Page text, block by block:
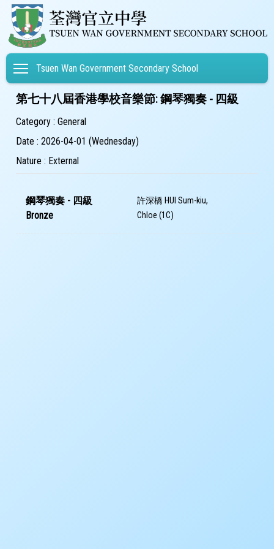
Toggle main menu visibility
Tsuen Wan Government Secondary School
第七十八屆香港學校音樂節: 鋼琴獨奏 - 四級
Category : General
Date : 2026-04-01 (Wednesday)
Nature : External
鋼琴獨奏 - 四級
Bronze
許深橋 HUI Sum-kiu,
Chloe (1C)